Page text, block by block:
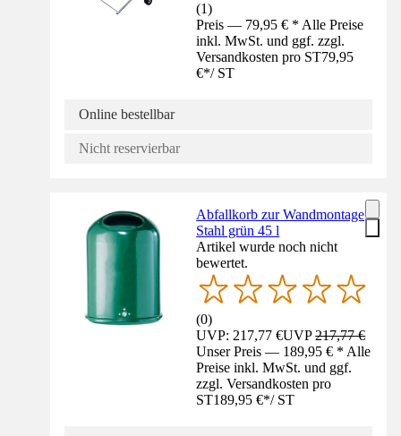
(1)
Preis — 79,95 € * Alle Preise
inkl. MwSt. und ggf. zzgl.
Versandkosten pro ST79,95
€*/ ST
Online bestellbar
Nicht reservierbar
Abfallkorb zur Wandmontage
Stahl grün 45 l
Artikel wurde noch nicht
bewertet.
(0)
UVP: 217,77 €UVP217,77 €
Unser Preis — 189,95 € * Alle
Preise inkl. MwSt. und ggf.
zzgl. Versandkosten pro
ST189,95 €*/ ST